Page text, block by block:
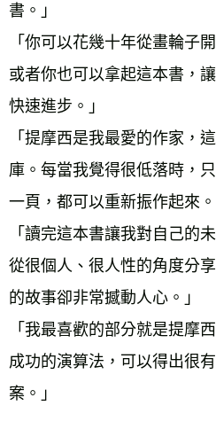
書。」
「你可以花幾十年從畫輪子
或者你也可以拿起這本書，
快速進步。」
「提摩西是我最愛的作家，
庫。每當我覺得很低落時，
一頁，都可以重新振作起來。
「讀完這本書讓我對自己的
從很個人、很人性的角度分
的故事卻非常撼動人心。」
「我最喜歡的部分就是提摩
成功的演算法，可以得出很
案。」